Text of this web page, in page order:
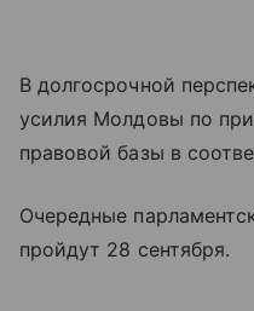
В долгосрочной
усилия Молдовы по
правовой базы в
Очередные
пройдут 28 сентября.